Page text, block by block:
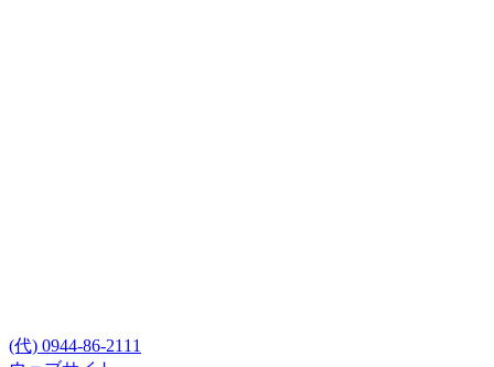
(代) 0944-86-2111